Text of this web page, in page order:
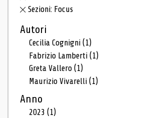
Sezioni: Focus
Autori
Cecilia Cognigni(1)
Fabrizio Lamberti(1)
Greta Vallero(1)
Maurizio Vivarelli(1)
Anno
2023(1)